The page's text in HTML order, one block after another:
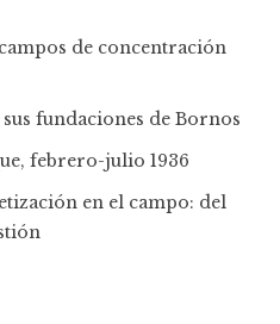
de concentración
fundaciones de Bornos
febrero-julio 1936
en el campo: del